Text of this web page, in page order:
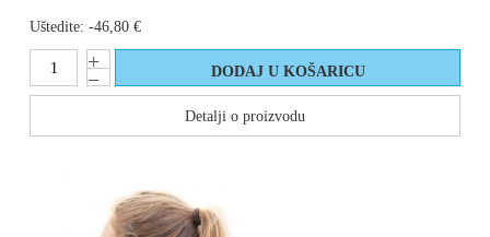
Uštedite: -46,80 €
Detalji o proizvodu